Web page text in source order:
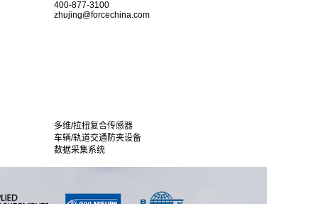
400-877-3100
zhujing@forcechina.com
多维/拉扭复合传感器
车辆/轨道交通防夹设备
数据采集系统